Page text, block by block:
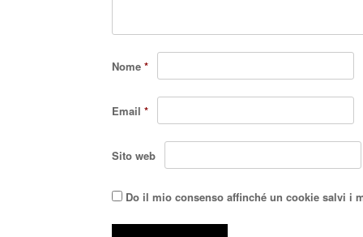
Nome *
Email *
Sito web
Do il mio consenso affinché un cookie salvi i